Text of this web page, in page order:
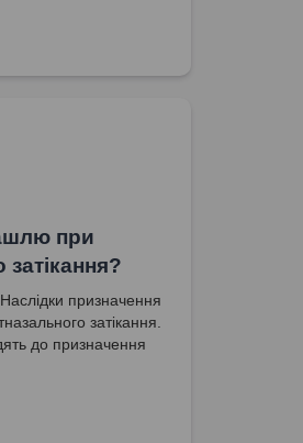
при
призначення
затікання.
до призначення